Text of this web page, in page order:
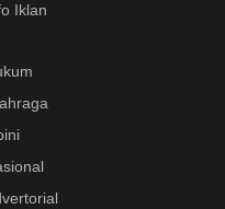
Iklan